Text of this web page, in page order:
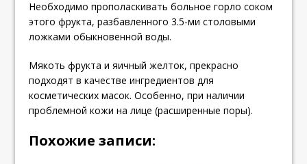
Необходимо прополаскивать больное горло соком
этого фрукта, разбавленного 3.5-ми столовыми
ложками обыкновенной воды.
Мякоть фрукта и яичный желток, прекрасно
подходят в качестве ингредиентов для
косметических масок. Особенно, при наличии
проблемной кожи на лице (расширенные поры).
Похожие записи: